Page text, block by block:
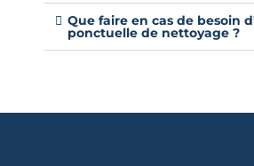
Que faire en cas de besoin
ponctuelle de nettoyage ?